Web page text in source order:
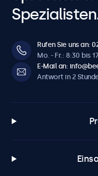
Rufen Sie uns an:
Mo. - Fr.: 8:30 bis
E-Mail an:
Antwort in 2